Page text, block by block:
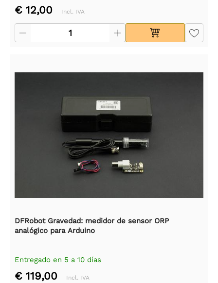
€ 12,00 Incl. IVA
DFRobot Gravedad: medidor de sensor ORP
analógico para Arduino
Entregado en 5 a 10 días
€ 119,00 Incl. IVA